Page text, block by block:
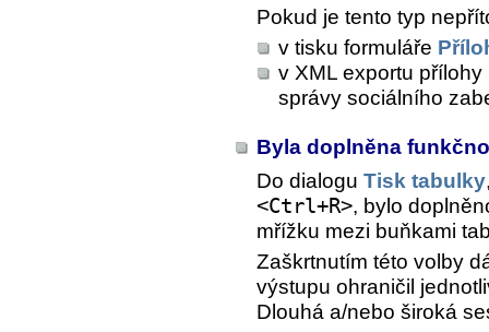
Pokud je tento typ
v tisku formuláře
v XML exportu
správy sociálního
Byla doplněna
Do dialogu Tisk tabulky
<Ctrl+R>, bylo
mřížku mezi buňkami
Zaškrtnutím této volby
výstupu ohraničil
Dlouhá a/nebo široká